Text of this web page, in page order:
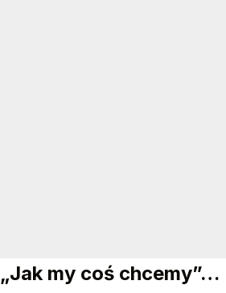
„Jak my coś chcemy”…